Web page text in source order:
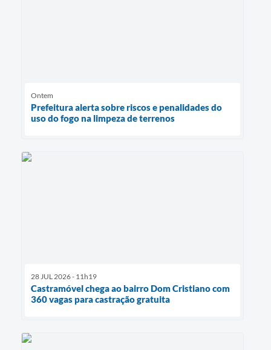
Ontem
Prefeitura alerta sobre riscos e penalidades do
uso do fogo na limpeza de terrenos
28 JUL 2026 - 11h19
Castramóvel chega ao bairro Dom Cristiano com
360 vagas para castração gratuita